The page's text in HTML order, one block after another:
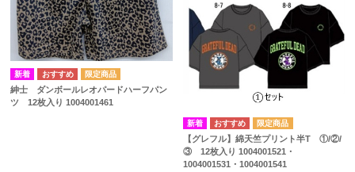
紳士 ダンボールレオパードハーフパン
ツ 12枚入り 1004001461
【グレフル】綿天竺プリント半T ①/②/
③ 12枚入り 1004001521・
1004001531・1004001541